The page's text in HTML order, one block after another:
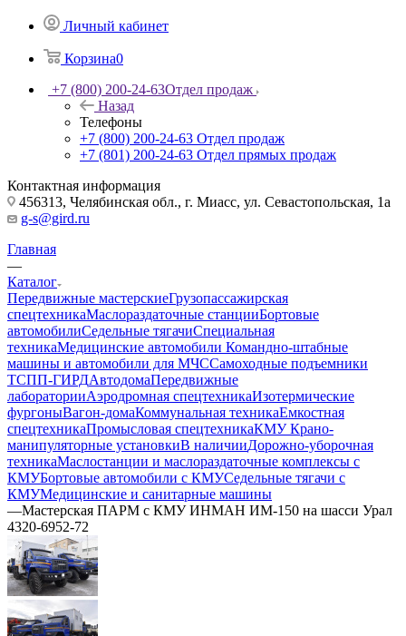
Личный кабинет
Корзина0
+7 (800) 200-24-63Отдел продаж
Назад
Телефоны
+7 (800) 200-24-63 Отдел продаж
+7 (801) 200-24-63 Отдел прямых продаж
Контактная информация
456313, Челябинская обл., г. Миасс, ул. Севастопольская, 1а
g-s@gird.ru
Главная
—
Каталог
Передвижные мастерскиеГрузопассажирская
спецтехникаМаслораздаточные станцииБортовые
автомобилиСедельные тягачиСпециальная
техникаМедицинские автомобили Командно-штабные
машины и автомобили для МЧССамоходные подъемники
ТСПП-ГИРДАвтодомаПередвижные
лабораторииАэродромная спецтехникаИзотермические
фургоныВагон-домаКоммунальная техникаЕмкостная
спецтехникаПромысловая спецтехникаКМУ Крано-
манипуляторные установкиВ наличииДорожно-уборочная
техникаМаслостанции и маслораздаточные комплексы с
КМУБортовые автомобили с КМУСедельные тягачи с
КМУМедицинские и санитарные машины
—Мастерская ПАРМ с КМУ ИНМАН ИМ-150 на шасси Урал
4320-6952-72